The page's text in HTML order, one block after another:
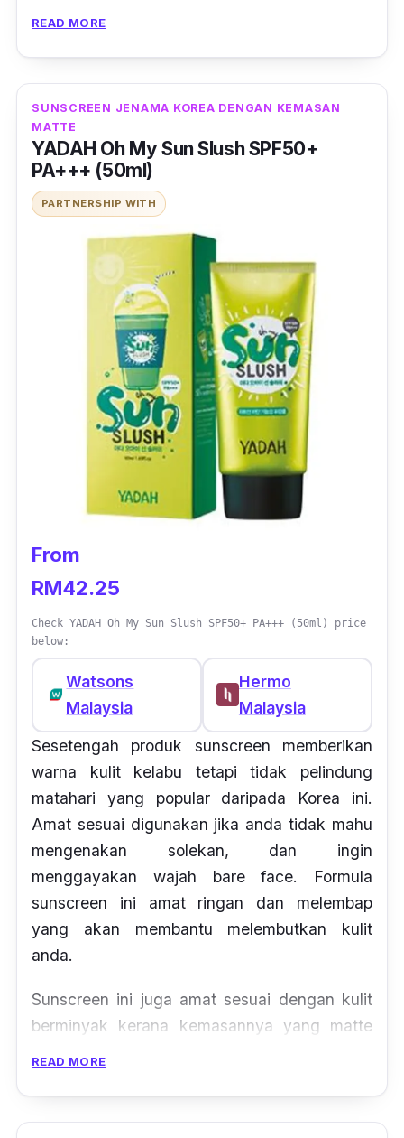
READ MORE
SUNSCREEN JENAMA KOREA DENGAN KEMASAN
MATTE
YADAH Oh My Sun Slush SPF50+
PA+++ (50ml)
PARTNERSHIP WITH
From
RM42.25
Check YADAH Oh My Sun Slush SPF50+ PA+++ (50ml) price
below:
Watsons
Malaysia
Hermo
Malaysia
Sesetengah produk sunscreen memberikan
warna kulit kelabu tetapi tidak pelindung
matahari yang popular daripada Korea ini.
Amat sesuai digunakan jika anda tidak mahu
mengenakan solekan, dan ingin
menggayakan wajah bare face. Formula
sunscreen ini amat ringan dan melembap
yang akan membantu melembutkan kulit
anda.
Sunscreen ini juga amat sesuai dengan kulit
berminyak kerana kemasannya yang matte
READ MORE